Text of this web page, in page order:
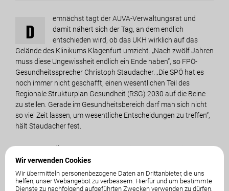
Wir verwenden Cookies
Wir übermitteln personenbezogene Daten an Drittanbieter, die uns
helfen, unser Webangebot zu verbessern. Hierfür und um bestimmte
Dienste zu nachfolgend aufgeführten Zwecken verwenden zu dürfen,
D
emnächst tagt der AUVA-Verwaltungsrat und
damit nähert sich der Tag, an dem endlich
entschieden wird, ob das UKH wirklich auf das
Gelände des Klinikums Klagenfurt umzieht. „Nach zwölf Jahren
muss diese Ungewissheit endlich ein Ende haben“, so FPÖ-
Gesundheitssprecher Christoph Staudacher. „Die SPÖ hat es
noch immer nicht geschafft, einen wesentlichen Teil des
Regionale Strukturplan Gesundheit (RSG) 2030 auf die Beine
zu stellen. Gerade im Gesundheitsbereich darf man sich nicht
so viel Zeit lassen, um wesentliche Entscheidungen zu treffen“,
hält Staudacher fest.
parlamentarische Anfrage an seine eigene SPÖ-
Gesundheitsministerin Schumann stellt, ist bezeichnend für
das Chaos rund um den UKH-Umzug. „Die eigene Partei zum